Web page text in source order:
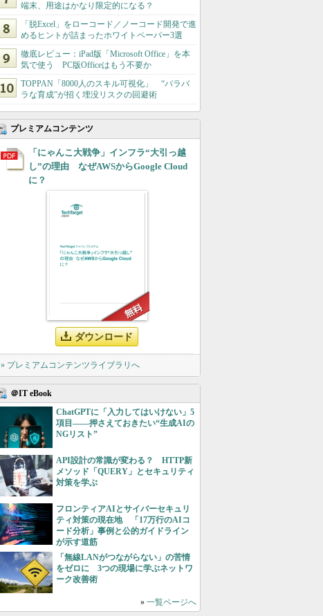
端末、用途はかなり限定的になる？
「脱Excel」をローコード／ノーコード開発で進
めるヒントが詰まったホワイトペーパー3選
徹底レビュー：iPad版「Microsoft Office」を本
気で使う PC版Officeはもう不要か
TOPPAN「8000人のスキル可視化」 “バラバ
ラな育成”が招く埋没リスクの回避術
プレミアムコンテンツ
「にゃんこ大戦争」インフラ“大引っ越
し”の理由 なぜAWSからGoogle Cloud
に？
ダウンロード
» プレミアムコンテンツライブラリへ
＠IT eBook
ChatGPTに「入力してはいけない」5
項目――押さえておきたい“生成AIの
NGリスト”
API設計の常識が変わる？ HTTP新
メソッド「QUERY」とセキュリティ
対策を学ぶ
フロンティアAIとサイバーセキュリ
ティ対策の現在地 「17万行のAIコ
ード分析」事例と公的ガイドライン
が示す道筋
「無線LANがつながらない」の苦情
をゼロに 3つの現場に学ぶネットワ
ーク改善術
» 一覧ページへ